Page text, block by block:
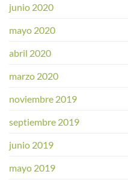
junio 2020
mayo 2020
abril 2020
marzo 2020
noviembre 2019
septiembre 2019
junio 2019
mayo 2019